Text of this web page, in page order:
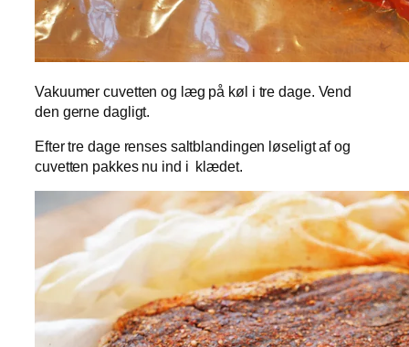
Vakuumer cuvetten og læg på køl i tre dage. Vend
den gerne dagligt.
Efter tre dage renses saltblandingen løseligt af og
cuvetten pakkes nu ind i klædet.